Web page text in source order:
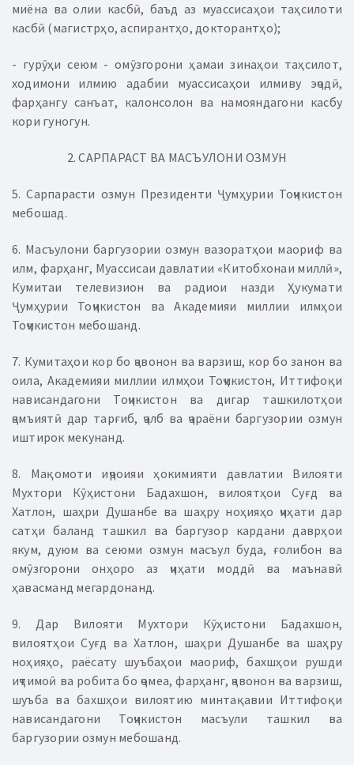
миёна ва олии касбӣ, баъд аз муассисаҳои таҳсилоти
касбӣ (магистрҳо, аспирантҳо, докторантҳо);
- гурӯҳи сеюм - омӯзгорони ҳамаи зинаҳои таҳсилот,
ходимони илмию адабии муассисаҳои илмиву эҷодӣ,
фарҳангу санъат, калонсолон ва намояндагони касбу
кори гуногун.
2. САРПАРАСТ ВА МАСЪУЛОНИ ОЗМУН
5. Сарпарасти озмун Президенти Ҷумҳурии Тоҷикистон
мебошад.
6. Масъулони баргузории озмун вазоратҳои маориф ва
илм, фарҳанг, Муассисаи давлатии «Китобхонаи миллӣ»,
Кумитаи телевизион ва радиои назди Ҳукумати
Ҷумҳурии Тоҷикистон ва Академияи миллии илмҳои
Тоҷикистон мебошанд.
7. Кумитаҳои кор бо ҷавонон ва варзиш, кор бо занон ва
оила, Академияи миллии илмҳои Тоҷикистон, Иттифоқи
нависандагони Тоҷикистон ва дигар ташкилотҳои
ҷамъиятӣ дар тарғиб, ҷалб ва ҷараёни баргузории озмун
иштирок мекунанд.
8. Мақомоти иҷроияи ҳокимияти давлатии Вилояти
Мухтори Кӯҳистони Бадахшон, вилоятҳои Суғд ва
Хатлон, шаҳри Душанбе ва шаҳру ноҳияҳо ҷиҳати дар
сатҳи баланд ташкил ва баргузор кардани даврҳои
якум, дуюм ва сеюми озмун масъул буда, ғолибон ва
омӯзгорони онҳоро аз ҷиҳати моддӣ ва маънавӣ
ҳавасманд мегардонанд.
9. Дар Вилояти Мухтори Кӯҳистони Бадахшон,
вилоятҳои Суғд ва Хатлон, шаҳри Душанбе ва шаҳру
ноҳияҳо, раёсату шуъбаҳои маориф, бахшҳои рушди
иҷтимоӣ ва робита бо ҷомеа, фарҳанг, ҷавонон ва варзиш,
шуъба ва бахшҳои вилоятию минтақавии Иттифоқи
нависандагони Тоҷикистон масъули ташкил ва
баргузории озмун мебошанд.